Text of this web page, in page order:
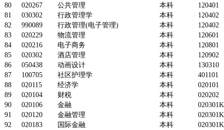
80
020267 公共管理 本科
120401
81
030302 行政管理学 本科
120402
82
990089 行政管理(电子管理) 本科
120402
83
020229 物流管理 本科
120601
84
020216 电子商务 本科
120801
85
020302 酒店管理 本科
120902
86
050438 动画设计 本科
130310
87
100705 社区护理学 本科
401101
88
020115 经济学 本科
020101
89
020104 财税 本科
020202
90
020106 金融 本科
020301K
91
020120 金融管理 本科
020301K
92
020183 国际金融 本科
020301K